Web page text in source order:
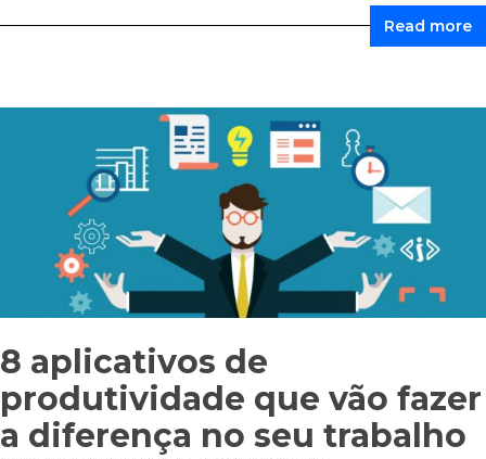
Read more
8 aplicativos de
produtividade que vão fazer
a diferença no seu trabalho